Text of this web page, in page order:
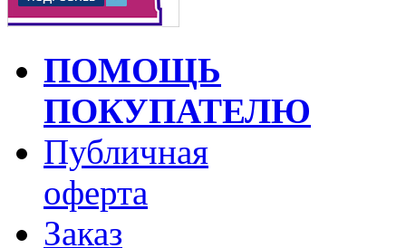
ПОМОЩЬ
ПОКУПАТЕЛЮ
Публичная
оферта
Заказ